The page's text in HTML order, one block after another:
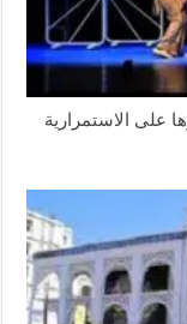
على الاستمرارية